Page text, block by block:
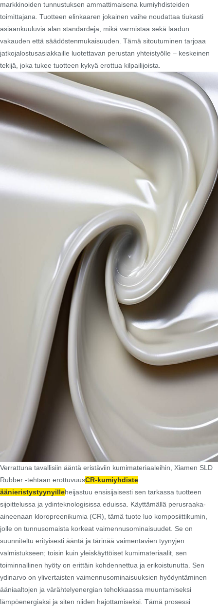
markkinoiden tunnustuksen ammattimaisena kumiyhdisteiden
toimittajana. Tuotteen elinkaaren jokainen vaihe noudattaa tiukasti
asiaankuuluvia alan standardeja, mikä varmistaa sekä laadun
vakauden että säädöstenmukaisuuden. Tämä sitoutuminen tarjoaa
jatkojalostusasiakkaille luotettavan perustan yhteistyölle – keskeinen
tekijä, joka tukee tuotteen kykyä erottua kilpailijoista.
Verrattuna tavallisiin ääntä eristäviin kumimateriaaleihin, Xiamen SLD
Rubber -tehtaan erottuvuusCR-kumiyhdiste
äänieristystyynyilleheijastuu ensisijaisesti sen tarkassa tuotteen
sijoittelussa ja ydinteknologisissa eduissa. Käyttämällä perusraaka-
aineenaan kloropreenikumia (CR), tämä tuote luo komposiittikumin,
jolle on tunnusomaista korkeat vaimennusominaisuudet. Se on
suunniteltu erityisesti ääntä ja tärinää vaimentavien tyynyjen
valmistukseen; toisin kuin yleiskäyttöiset kumimateriaalit, sen
toiminnallinen hyöty on erittäin kohdennettua ja erikoistunutta. Sen
ydinarvo on ylivertaisten vaimennusominaisuuksien hyödyntäminen
ääniaaltojen ja värähtelyenergian tehokkaassa muuntamiseksi
lämpöenergiaksi ja siten niiden hajottamiseksi. Tämä prosessi